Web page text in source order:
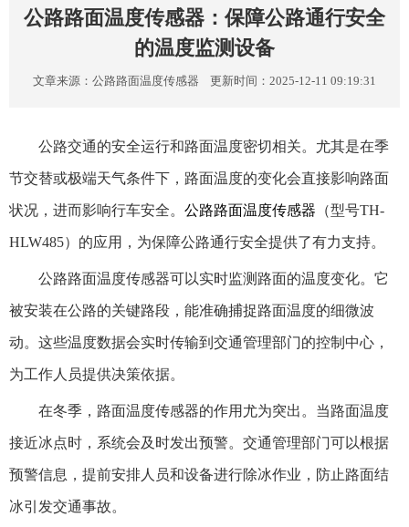
公路路面温度传感器：保障公路通行安全
的温度监测设备
文章来源： 公路路面温度传感器 更新时间：2025-12-11 09:19:31
公路交通的安全运行和路面温度密切相关。尤其是在季
节交替或极端天气条件下，路面温度的变化会直接影响路面
状况，进而影响行车安全。 公路路面温度传感器 （型号TH-
HLW485）的应用，为保障公路通行安全提供了有力支持。
公路路面温度传感器可以实时监测路面的温度变化。它
被安装在公路的关键路段，能准确捕捉路面温度的细微波
动。这些温度数据会实时传输到交通管理部门的控制中心，
为工作人员提供决策依据。
在冬季，路面温度传感器的作用尤为突出。当路面温度
接近冰点时，系统会及时发出预警。交通管理部门可以根据
预警信息，提前安排人员和设备进行除冰作业，防止路面结
冰引发交通事故。